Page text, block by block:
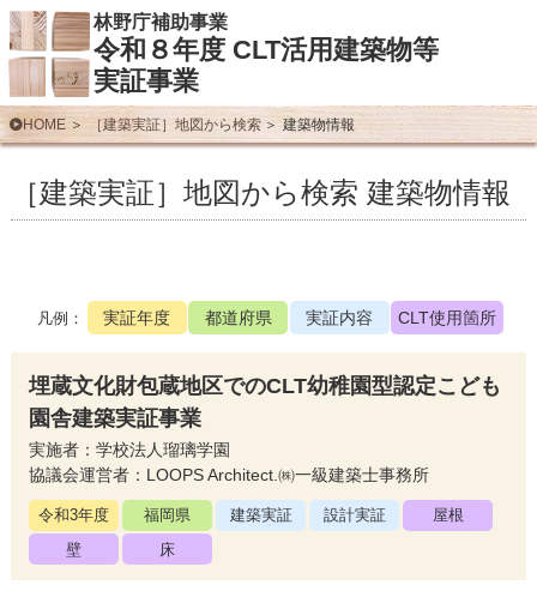
林野庁補助事業
令和８年度 CLT活用建築物等
実証事業
HOME ［建築実証］地図から検索 建築物情報
［建築実証］地図から検索 建築物情報
凡例： 実証年度 都道府県 実証内容 CLT使用箇所
埋蔵文化財包蔵地区でのCLT幼稚園型認定こども
園舎建築実証事業
実施者：学校法人瑠璃学園
協議会運営者：LOOPS Architect.㈱一級建築士事務所
令和3年度 福岡県 建築実証 設計実証
屋根
壁
床